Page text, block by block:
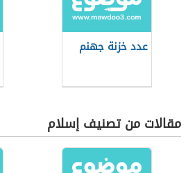
عدد خزنة جهنم
مقالات من تصنيف إسلام